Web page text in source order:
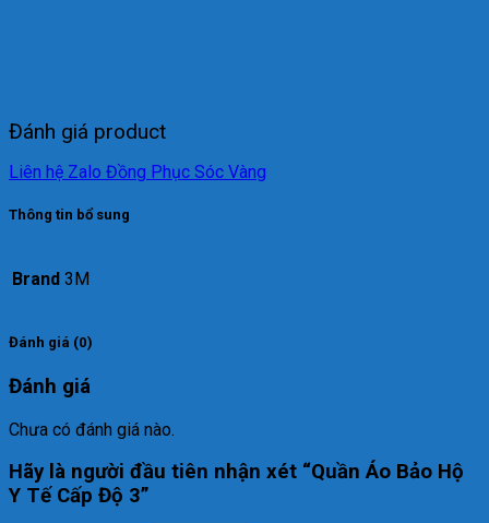
Đánh giá product
Liên hệ Zalo Đồng Phục Sóc Vàng
Thông tin bổ sung
Brand 3M
Đánh giá (0)
Đánh giá
Chưa có đánh giá nào.
Hãy là người đầu tiên nhận xét “Quần Áo Bảo Hộ
Y Tế Cấp Độ 3”